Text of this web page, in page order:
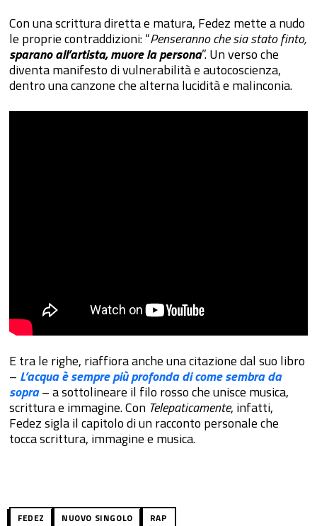
Con una scrittura diretta e matura, Fedez mette a nudo
le proprie contraddizioni: “Penseranno che sia stato finto,
sparano all’artista, muore la persona”. Un verso che
diventa manifesto di vulnerabilità e autocoscienza,
dentro una canzone che alterna lucidità e malinconia.
E tra le righe, riaffiora anche una citazione dal suo libro
– L’acqua è sempre più profonda di come sembra da
sopra– a sottolineare il filo rosso che unisce musica,
scrittura e immagine. Con Telepaticamente, infatti,
Fedez sigla il capitolo di un racconto personale che
tocca scrittura, immagine e musica.
FEDEZ NUOVO SINGOLO RAP